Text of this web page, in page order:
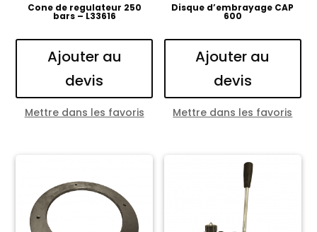
Cone de regulateur 250
bars – L33616
Ajouter au
devis
Mettre dans les favoris
Disque d’embrayage CAP
600
Ajouter au
devis
Mettre dans les favoris